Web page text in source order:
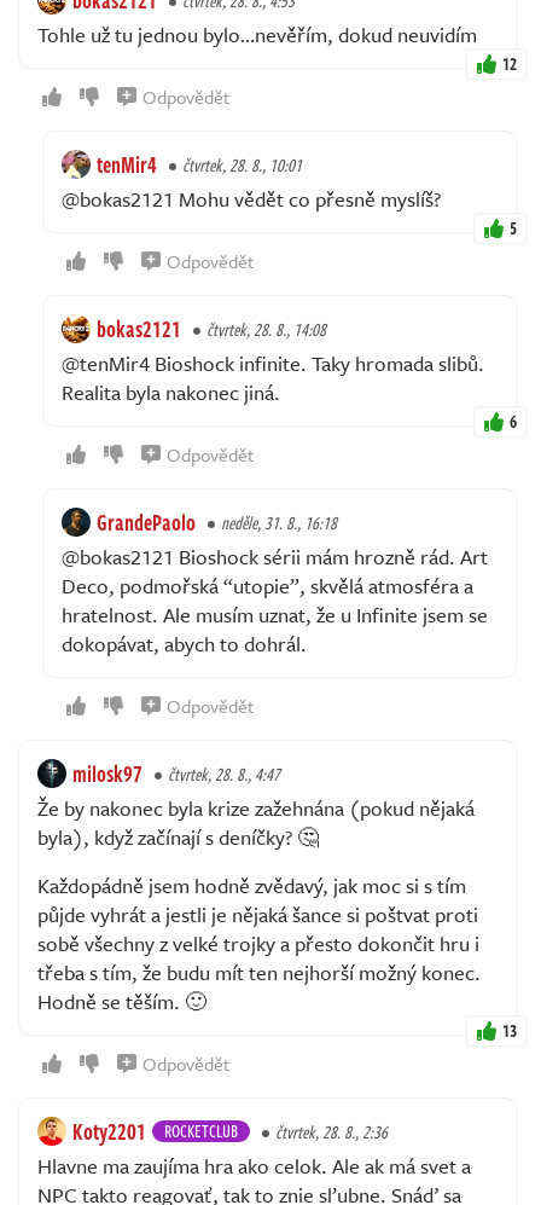
Tohle už tu jednou bylo…nevěřím, dokud neuvidím
12
Odpovědět
tenMir4 čtvrtek, 28. 8., 10:01
@bokas2121 Mohu vědět co přesně myslíš?
5
Odpovědět
bokas2121 čtvrtek, 28. 8., 14:08
@tenMir4 Bioshock infinite. Taky hromada slibů.
Realita byla nakonec jiná.
6
Odpovědět
GrandePaolo neděle, 31. 8., 16:18
@bokas2121 Bioshock sérii mám hrozně rád. Art
Deco, podmořská “utopie”, skvělá atmosféra a
hratelnost. Ale musím uznat, že u Infinite jsem se
dokopávat, abych to dohrál.
Odpovědět
milosk97 čtvrtek, 28. 8., 4:47
Že by nakonec byla krize zažehnána (pokud nějaká
byla), když začínají s deníčky? 🤔
Každopádně jsem hodně zvědavý, jak moc si s tím
půjde vyhrát a jestli je nějaká šance si poštvat proti
sobě všechny z velké trojky a přesto dokončit hru i
třeba s tím, že budu mít ten nejhorší možný konec.
Hodně se těším. 🙂
13
Odpovědět
Koty2201 ROCKETCLUB čtvrtek, 28. 8., 2:36
Hlavne ma zaujíma hra ako celok. Ale ak má svet a
NPC takto reagovať, tak to znie sľubne. Snáď sa